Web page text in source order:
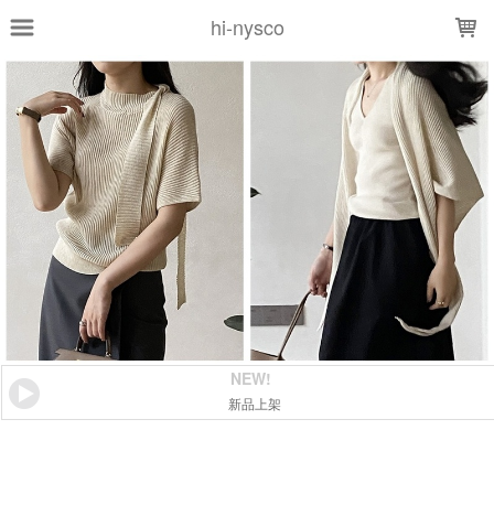
hi-nysco
NEW!
新品上架